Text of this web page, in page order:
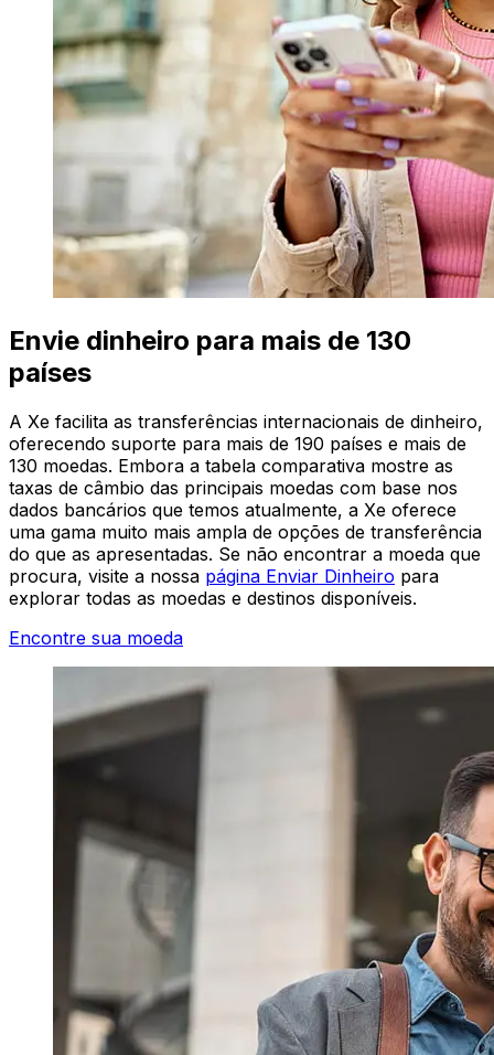
Envie dinheiro para mais de 130
países
A Xe facilita as transferências internacionais de dinheiro,
oferecendo suporte para mais de 190 países e mais de
130 moedas. Embora a tabela comparativa mostre as
taxas de câmbio das principais moedas com base nos
dados bancários que temos atualmente, a Xe oferece
uma gama muito mais ampla de opções de transferência
do que as apresentadas. Se não encontrar a moeda que
procura, visite a nossa página Enviar Dinheiro para
explorar todas as moedas e destinos disponíveis.
Encontre sua moeda